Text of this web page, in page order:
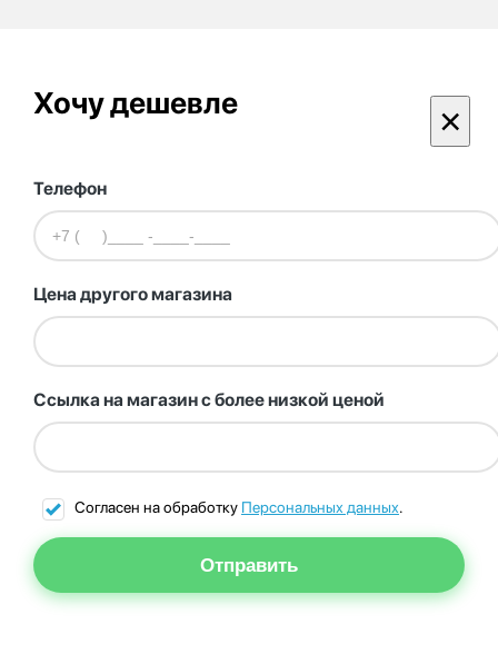
Хочу дешевле ×
Телефон
Цена другого магазина
Ссылка на магазин с более низкой ценой
Согласен на обработку Персональных данных.
Отправить